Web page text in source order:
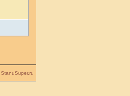
StanuSuper.ru